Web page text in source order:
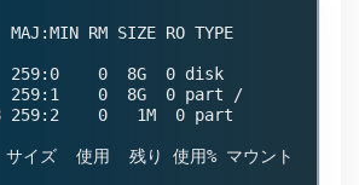
RM SIZE RO TYPE
259:0    0  8G  0 disk
259:1    0  8G  0 part /
259:2    0   1M  0 part
イズ  使用  残り 使用% マウント